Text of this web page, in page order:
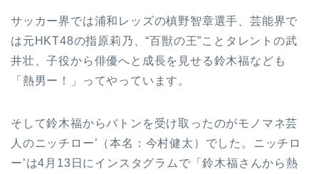
サッカー界では浦和レッズの槙野智章選手、芸能界で
は元HKT48の指原莉乃、“百獣の王”ことタレントの武
井壮、子役から俳優へと成長を見せる鈴木福なども
「熱男ー！」ってやっています。
そして鈴木福からバトンを受け取ったのがモノマネ芸
人のニッチロー’（本名：今村健太）でした。ニッチロ
ー’は4月13日にインスタグラムで「鈴木福さんから熱